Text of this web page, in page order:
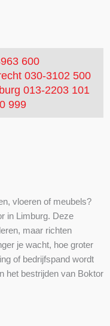
600
030-3102 500
013-2203 101
999
vloeren of meubels?
in Limburg. Deze
maar richten
je wacht, hoe groter
of bedrijfspand wordt
het bestrijden van Boktor